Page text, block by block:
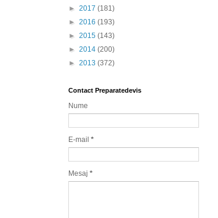
► 2017 (181)
► 2016 (193)
► 2015 (143)
► 2014 (200)
► 2013 (372)
Contact Preparatedevis
Nume
E-mail *
Mesaj *